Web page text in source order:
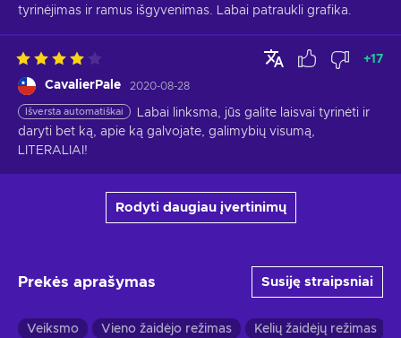
tyrinėjimas ir ramus išgyvenimas. Labai patraukli grafika.
CavalierPale 2020-08-28
+17
Išversta automatiškai
Labai linksma, jūs galite laisvai tyrinėti ir
daryti bet ką, apie ką galvojate, galimybių visumą,
LITERALIAI!
Rodyti daugiau įvertinimų
Prekės aprašymas Susiję straipsniai
Veiksmo Vieno žaidėjo režimas Kelių žaidėjų režimas